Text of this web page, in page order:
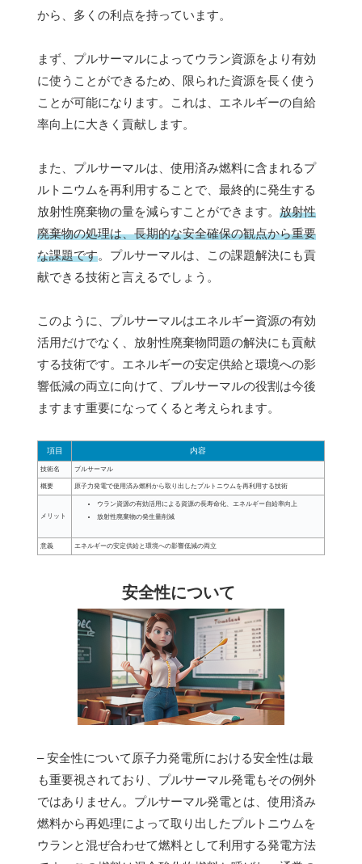
から、多くの利点を持っています。
まず、プルサーマルによってウラン資源をより有効
に使うことができるため、限られた資源を長く使う
ことが可能になります。これは、エネルギーの自給
率向上に大きく貢献します。
また、プルサーマルは、使用済み燃料に含まれるプ
ルトニウムを再利用することで、最終的に発生する
放射性廃棄物の量を減らすことができます。 放射性
廃棄物の処理は、長期的な安全確保の観点から重要
な課題です。プルサーマルは、この課題解決にも貢
献できる技術と言えるでしょう。
このように、プルサーマルはエネルギー資源の有効
活用だけでなく、放射性廃棄物問題の解決にも貢献
する技術です。エネルギーの安定供給と環境への影
響低減の両立に向けて、プルサーマルの役割は今後
ますます重要になってくると考えられます。
項目 内容
技術名 プルサーマル
概要 原子力発電で使用済み燃料から取り出したプルトニウムを再利用する技術
メリット
ウラン資源の有効活用による資源の長寿命化、エネルギー自給率向上
放射性廃棄物の発生量削減
意義 エネルギーの安定供給と環境への影響低減の両立
安全性について
– 安全性について原子力発電所における安全性は最
も重要視されており、プルサーマル発電もその例外
ではありません。プルサーマル発電とは、使用済み
燃料から再処理によって取り出したプルトニウムを
ウランと混ぜ合わせて燃料として利用する発電方法